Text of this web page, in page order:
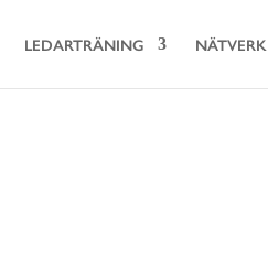
LEDARTRÄNING NÄTVERK